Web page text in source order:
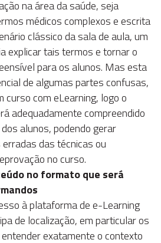
na área da saúde, seja
médicos complexos e escrita
clássico da sala de aula, um
explicar tais termos e tornar o
para os alunos. Mas esta
de algumas partes confusas,
curso com eLearning, logo o
adequadamente compreendido
alunos, podendo gerar
das técnicas ou
no curso.
no formato que será
à plataforma de e-Learning
de localização, em particular os
exatamente o contexto